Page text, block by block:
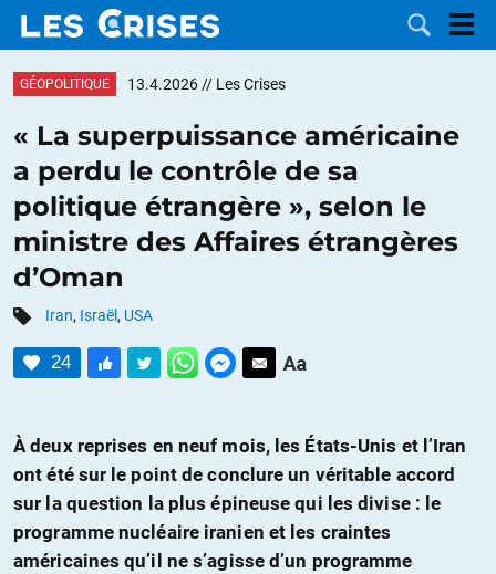
DOSSIERS
CATÉGORIES
NOUS
GÉOPOLITIQUE 13.4.2026 // Les Crises
« La superpuissance américaine
a perdu le contrôle de sa
politique étrangère », selon le
ministre des Affaires étrangères
d’Oman
Iran, Israël , USA
24
À deux reprises en neuf mois, les États-Unis et l’Iran
ont été sur le point de conclure un véritable accord
sur la question la plus épineuse qui les divise : le
programme nucléaire iranien et les craintes
américaines qu’il ne s’agisse d’un programme